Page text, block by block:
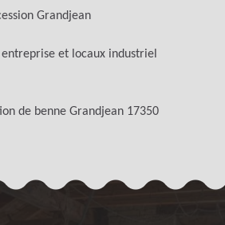
Grandjean
et locaux industriel
de benne Grandjean 17350